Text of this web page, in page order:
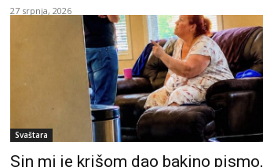
27 srpnja, 2026
Svaštara
Sin mi je krišom dao bakino pismo,